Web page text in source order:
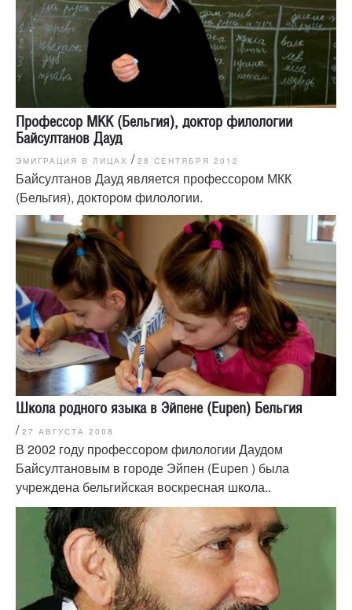
Профессор МКК (Бельгия), доктор филологии
Байсултанов Дауд
ЭМИГРАЦИЯ В ЛИЦАХ / 28 СЕНТЯБРЯ 2012
Байсултанов Дауд является профессором МКК
(Бельгия), доктором филологии.
Школа родного языка в Эйпене (Eupen) Бельгия
/ 27 АВГУСТА 2008
В 2002 году профессором филологии Даудом
Байсултановым в городе Эйпен (Eupen ) была
учреждена бельгийская воскресная школа..